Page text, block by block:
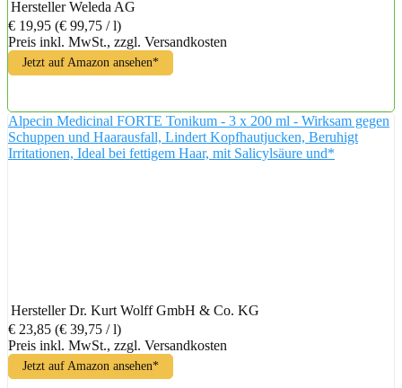
Hersteller Weleda AG
€ 19,95 (€ 99,75 / l)
Preis inkl. MwSt., zzgl. Versandkosten
Jetzt auf Amazon ansehen*
Alpecin Medicinal FORTE Tonikum - 3 x 200 ml - Wirksam gegen
Schuppen und Haarausfall, Lindert Kopfhautjucken, Beruhigt
Irritationen, Ideal bei fettigem Haar, mit Salicylsäure und*
Hersteller Dr. Kurt Wolff GmbH & Co. KG
€ 23,85 (€ 39,75 / l)
Preis inkl. MwSt., zzgl. Versandkosten
Jetzt auf Amazon ansehen*